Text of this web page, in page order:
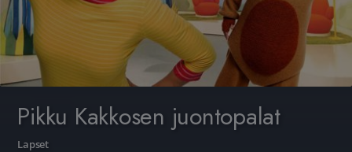
Pikku Kakkosen juontopalat
Lapset